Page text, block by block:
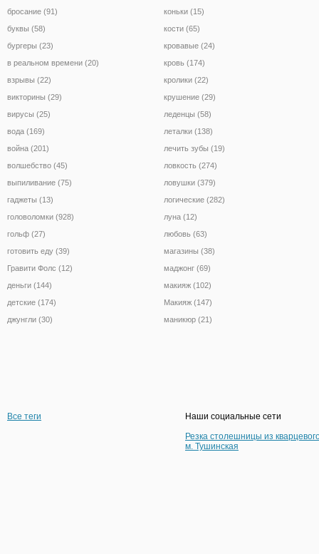
бросание (91)
буквы (58)
бургеры (23)
в реальном времени (20)
взрывы (22)
викторины (29)
вирусы (25)
вода (169)
война (201)
волшебство (45)
выпиливание (75)
гаджеты (13)
головоломки (928)
гольф (27)
готовить еду (39)
Гравити Фолс (12)
деньги (144)
детские (174)
джунгли (30)
коньки (15)
кости (65)
кровавые (24)
кровь (174)
кролики (22)
крушение (29)
леденцы (58)
леталки (138)
лечить зубы (19)
ловкость (274)
ловушки (379)
логические (282)
луна (12)
любовь (63)
магазины (38)
маджонг (69)
макияж (102)
Макияж (147)
маникюр (21)
Все теги
Наши социальные сети
Резка столешницы из
м. Тушинская